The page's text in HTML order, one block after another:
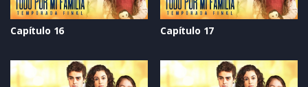
Capítulo 16 Capítulo 17